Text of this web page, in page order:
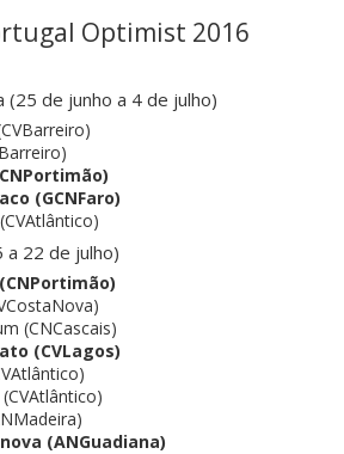
Optimist 2016
(25 de junho a 4 de julho)
(GCNFaro)
a 22 de julho)
(CNCascais)
(CVLagos)
(ANGuadiana)